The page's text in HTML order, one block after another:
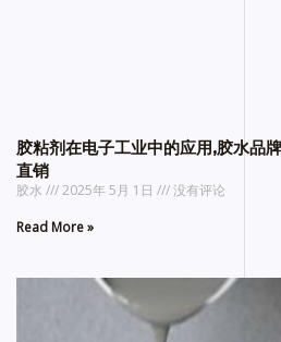
胶粘剂在电子工业中的应用,胶水品
直销
胶水 2025年 5月 1日
没有评论
Read More »